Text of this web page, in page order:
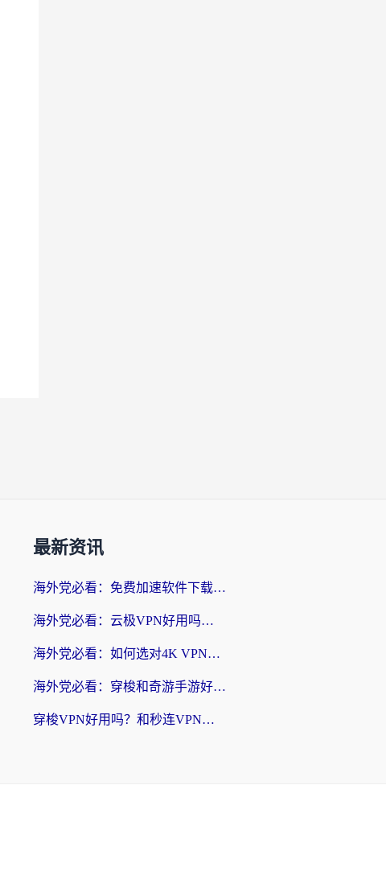
最新资讯
海外党必看：免费加速软件下载指南——无缝访问国内资源的正确打开方式
海外党必看：云极VPN好用吗？和旋风VPN对比哪个回国效果更好？附真实体验+选择攻略
海外党必看：如何选对4K VPN，无缝刷国内剧听网易云？
海外党必看：穿梭和奇游手游好用吗？3步选对回国加速器，流畅看CCTV5海外直播
穿梭VPN好用吗？和秒连VPN对比哪个回国效果更好？海外党亲测实用指南